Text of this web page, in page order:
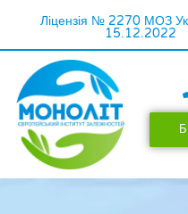
Ліцензія № 2270 МОЗ
15.12.2022